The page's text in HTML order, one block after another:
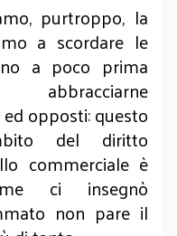
purtroppo, la
a scordare le
a poco prima
opposti: questo
del diritto
commerciale è
ci insegnò
non pare il